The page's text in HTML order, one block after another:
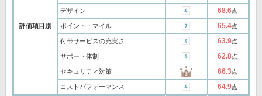
評価項目別
デザイン 68.6点
ポイント・マイル 65.4点
付帯サービスの充実さ 63.9点
サポート体制 62.8点
セキュリティ対策 66.3点
コストパフォーマンス 64.9点